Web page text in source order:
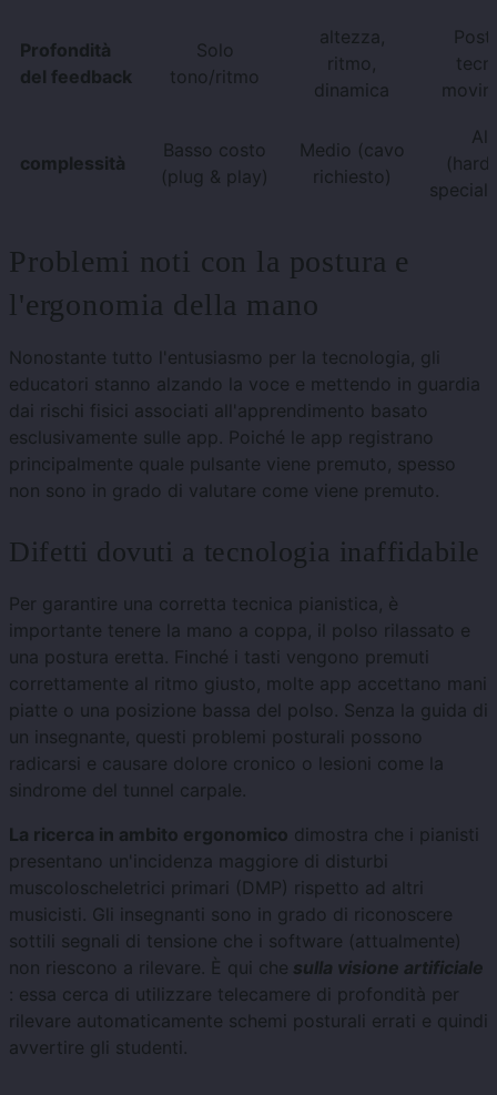
Profondità
del feedback
Solo
tono/ritmo
altezza,
ritmo,
dinamica
complessità
Basso costo
(plug & play)
Medio (cavo
richiesto)
Problemi noti con la postura e
l'ergonomia della mano
Nonostante tutto l'entusiasmo per la tecnologia, gli
educatori stanno alzando la voce e mettendo in guardia
dai rischi fisici associati all'apprendimento basato
esclusivamente sulle app. Poiché le app registrano
principalmente quale pulsante viene premuto, spesso
non sono in grado di valutare come viene premuto.
Difetti dovuti a tecnologia inaffidabile
Per garantire una corretta tecnica pianistica, è
importante tenere la mano a coppa, il polso rilassato e
una postura eretta. Finché i tasti vengono premuti
correttamente al ritmo giusto, molte app accettano mani
piatte o una posizione bassa del polso. Senza la guida di
un insegnante, questi problemi posturali possono
radicarsi e causare dolore cronico o lesioni come la
sindrome del tunnel carpale.
La ricerca in ambito ergonomico dimostra che i pianisti
presentano un'incidenza maggiore di disturbi
muscoloscheletrici primari (DMP) rispetto ad altri
musicisti. Gli insegnanti sono in grado di riconoscere
sottili segnali di tensione che i software (attualmente)
non riescono a rilevare. È qui che sulla visione artificiale
: essa cerca di utilizzare telecamere di profondità per
rilevare automaticamente schemi posturali errati e quindi
avvertire gli studenti.